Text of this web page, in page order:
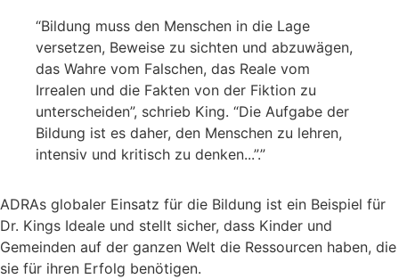
“Bildung muss den Menschen in die Lage
versetzen, Beweise zu sichten und abzuwägen,
das Wahre vom Falschen, das Reale vom
Irrealen und die Fakten von der Fiktion zu
unterscheiden”, schrieb King. “Die Aufgabe der
Bildung ist es daher, den Menschen zu lehren,
intensiv und kritisch zu denken...”.”
ADRAs globaler Einsatz für die Bildung ist ein Beispiel für
Dr. Kings Ideale und stellt sicher, dass Kinder und
Gemeinden auf der ganzen Welt die Ressourcen haben, die
sie für ihren Erfolg benötigen.